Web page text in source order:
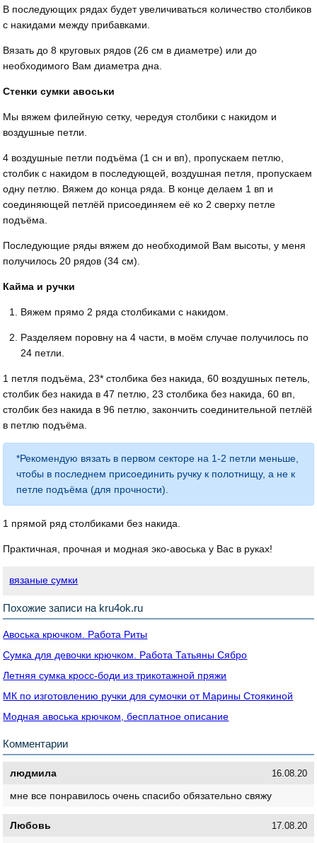
В последующих рядах будет увеличиваться количество столбиков
с накидами между прибавками.
Вязать до 8 круговых рядов (26 см в диаметре) или до
необходимого Вам диаметра дна.
Стенки сумки авоськи
Мы вяжем филейную сетку, чередуя столбики с накидом и
воздушные петли.
4 воздушные петли подъёма (1 сн и вп), пропускаем петлю,
столбик с накидом в последующей, воздушная петля, пропускаем
одну петлю. Вяжем до конца ряда. В конце делаем 1 вп и
соединяющей петлёй присоединяем её ко 2 сверху петле
подъёма.
Последующие ряды вяжем до необходимой Вам высоты, у меня
получилось 20 рядов (34 см).
Кайма и ручки
Вяжем прямо 2 ряда столбиками с накидом.
Разделяем поровну на 4 части, в моём случае получилось по
24 петли.
1 петля подъёма, 23* столбика без накида, 60 воздушных петель,
столбик без накида в 47 петлю, 23 столбика без накида, 60 вп,
столбик без накида в 96 петлю, закончить соединительной петлёй
в петлю подъёма.
*Рекомендую вязать в первом секторе на 1-2 петли меньше,
чтобы в последнем присоединить ручку к полотнищу, а не к
петле подъёма (для прочности).
1 прямой ряд столбиками без накида.
Практичная, прочная и модная эко-авоська у Вас в руках!
вязаные сумки
Похожие записи на kru4ok.ru
Авоська крючком. Работа Риты
Сумка для девочки крючком. Работа Татьяны Сябро
Летняя сумка кросс-боди из трикотажной пряжи
МК по изготовлению ручки для сумочки от Марины Стоякиной
Модная авоська крючком, бесплатное описание
Комментарии
людмила 16.08.20
мне все понравилось очень спасибо обязательно свяжу
Любовь 17.08.20